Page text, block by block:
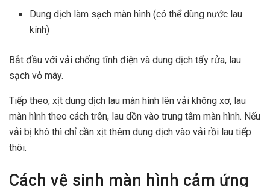
Dung dịch làm sạch màn hình (có thể dùng nước lau
kính)
Bắt đầu với vải chống tĩnh điện và dung dịch tẩy rửa, lau
sạch vỏ máy.
Tiếp theo, xịt dung dịch lau màn hình lên vải không xơ, lau
màn hình theo cách trên, lau dồn vào trung tâm màn hình. Nếu
vải bị khô thì chỉ cần xịt thêm dung dịch vào vải rồi lau tiếp
thôi.
Cách vệ sinh màn hình cảm ứng